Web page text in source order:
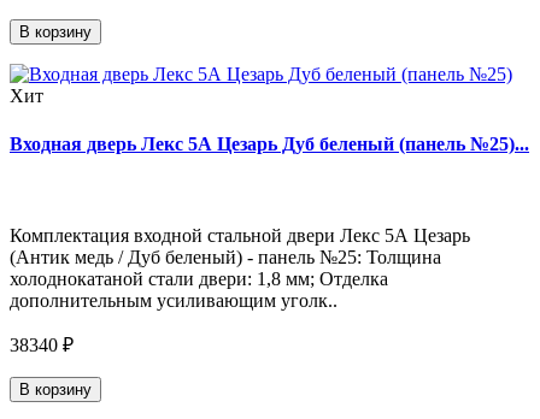
В корзину
Хит
Входная дверь Лекс 5А Цезарь Дуб беленый (панель №25)...
Комплектация входной стальной двери Лекс 5А Цезарь
(Антик медь / Дуб беленый) - панель №25: Толщина
холоднокатаной стали двери: 1,8 мм; Отделка
дополнительным усиливающим уголк..
38340 ₽
В корзину